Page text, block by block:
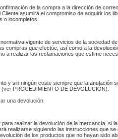
de la compra a la dirección de
asumirá el compromiso de adquirir los
o incompletos.
vigente de servicios de la sociedad
que efectúe, así como a la
realizar las reclamaciones que estime
y sin ningún coste siempre que la anulación
PROCEDIMIENTO DE DEVOLUCIÓN).
una devolución.
realizar la devolución de la mercancía, si
realizarse siguiendo las instrucciones que
de los productos que no hayan sido